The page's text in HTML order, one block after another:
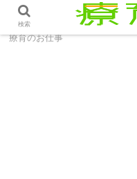
ホーム 療育のお仕事
療育のお仕事
検索